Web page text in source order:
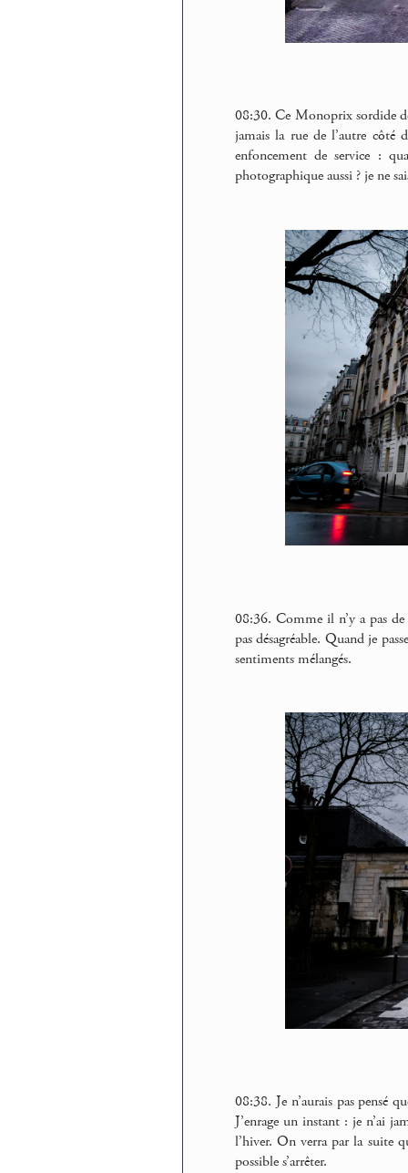
08:30. Ce Monoprix sordide
jamais la rue de l’autre côté
enfoncement de service :
photographique aussi ? je ne
08:36. Comme il n’y a pas
pas désagréable. Quand je
sentiments mélangés.
08:38. Je n’aurais pas pensé
J’enrage un instant : je n’ai
l’hiver. On verra par la suite
possible s’arrêter.